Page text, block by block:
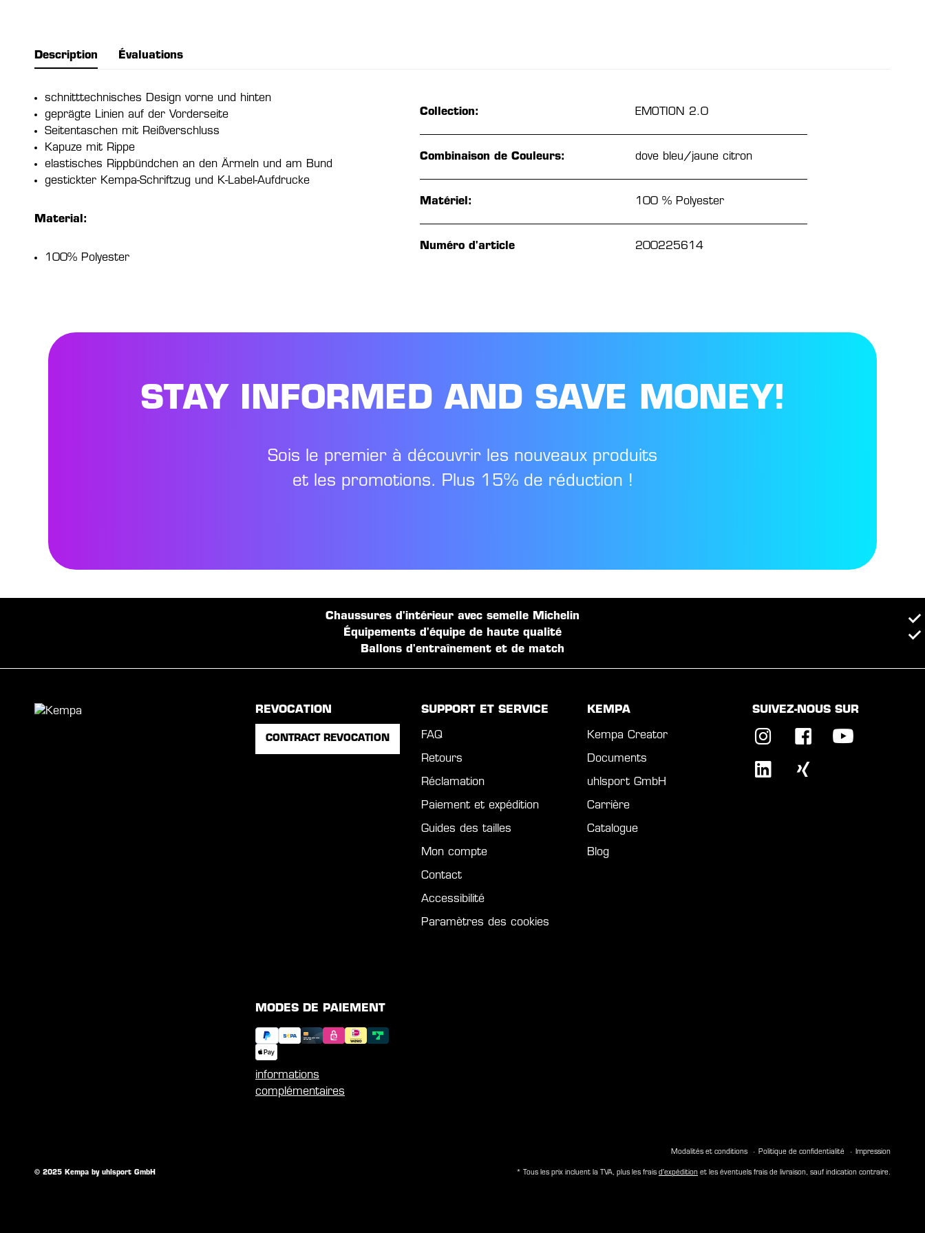
Description Évaluations
schnitttechnisches Design vorne und hinten
geprägte Linien auf der Vorderseite
Seitentaschen mit Reißverschluss
Kapuze mit Rippe
elastisches Rippbündchen an den Ärmeln und am Bund
gestickter Kempa-Schriftzug und K-Label-Aufdrucke
Material:
100% Polyester
Collection: EMOTION 2.0
Combinaison de Couleurs: dove bleu/jaune citron
Matériel: 100 % Polyester
Numéro d'article 200225614
STAY INFORMED AND SAVE MONEY!
Sois le premier à découvrir les nouveaux produits
et les promotions. Plus 15% de réduction !
Chaussures d'intérieur avec semelle Michelin
Équipements d'équipe de haute qualité
Ballons d'entraînement et de match
REVOCATION
CONTRACT REVOCATION
SUPPORT ET SERVICE
FAQ
Retours
Réclamation
Paiement et expédition
Guides des tailles
Mon compte
Contact
Accessibilité
Paramètres des cookies
KEMPA
Kempa Creator
Documents
uhlsport GmbH
Carrière
Catalogue
Blog
SUIVEZ-NOUS SUR
MODES DE PAIEMENT
informations
complémentaires
Modalités et conditions Politique de confidentialité Impression
© 2025 Kempa by uhlsport GmbH * Tous les prix incluent la TVA, plus les frais d'expédition et les éventuels frais de livraison, sauf indication contraire.